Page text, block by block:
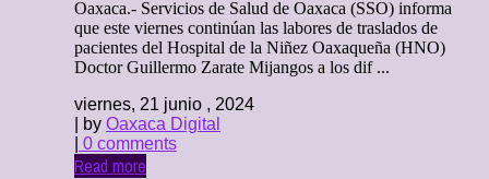
Oaxaca.- Servicios de Salud de Oaxaca (SSO) informa
que este viernes continúan las labores de traslados de
pacientes del Hospital de la Niñez Oaxaqueña (HNO)
Doctor Guillermo Zarate Mijangos a los dif ...
viernes, 21 junio , 2024
| by Oaxaca Digital
0 comments
Read more